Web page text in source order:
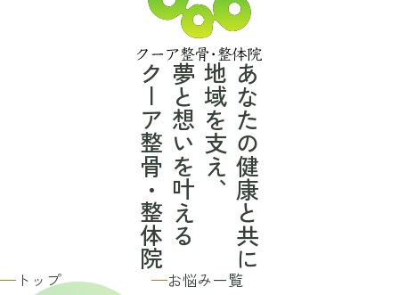
あなたの健康と共に
地域を支え、
夢と想いを叶える
クーア整骨・整体院
トップ お悩み一覧